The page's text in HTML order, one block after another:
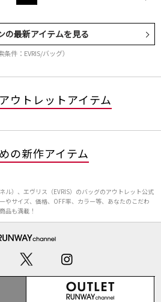
の最新アイテムを見る
条件：EVRIS/バッグ）
ウトレットアイテム
の新作アイテム
ル）、エヴリス（EVRIS）のバッグのアウトレット公式
やサイズ、価格、OFF率、カラー等、あなたのこだわ
品も満載！